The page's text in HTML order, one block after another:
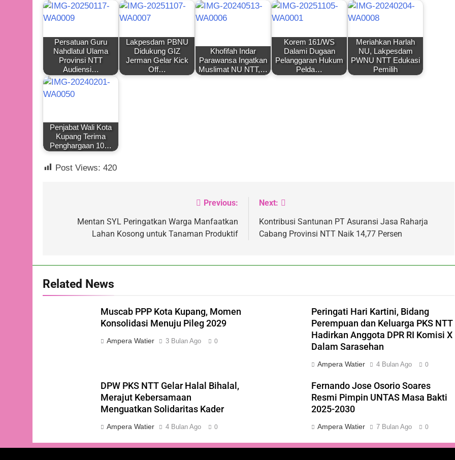
Persatuan Guru
Nahdlatul Ulama
Provinsi NTT
Audiensi…
Lakpesdam PBNU
Didukung GIZ
Jerman Gelar Kick
Off…
Khofifah Indar
Parawansa Ingatkan
Muslimat NU NTT,…
Korem 161/WS
Dalami Dugaan
Pelanggaran Hukum
Pelda…
Meriahkan Harlah
NU, Lakpesdam
PWNU NTT Edukasi
Pemilih
Penjabat Wali Kota
Kupang Terima
Penghargaan 10…
Post Views: 420
Previous:
Mentan SYL Peringatkan Warga Manfaatkan
Lahan Kosong untuk Tanaman Produktif
Next:
Kontribusi Santunan PT Asuransi Jasa Raharja
Cabang Provinsi NTT Naik 14,77 Persen
Related News
Muscab PPP Kota Kupang, Momen
Konsolidasi Menuju Pileg 2029
Ampera Watier 3 Bulan Ago 0
Peringati Hari Kartini, Bidang
Perempuan dan Keluarga PKS NTT
Hadirkan Anggota DPR RI Komisi X
Dalam Sarasehan
Ampera Watier 4 Bulan Ago 0
DPW PKS NTT Gelar Halal Bihalal,
Merajut Kebersamaan
Menguatkan Solidaritas Kader
Ampera Watier 4 Bulan Ago 0
Fernando Jose Osorio Soares
Resmi Pimpin UNTAS Masa Bakti
2025-2030
Ampera Watier 7 Bulan Ago 0